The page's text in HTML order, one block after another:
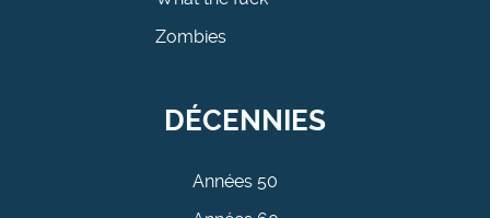
Zombies
DÉCENNIES
Années 50